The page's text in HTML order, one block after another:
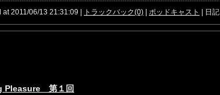
at 2011/06/13 21:31:09 | トラックバック(0) ポッドキャスト | 日記
Pleasure 第１回